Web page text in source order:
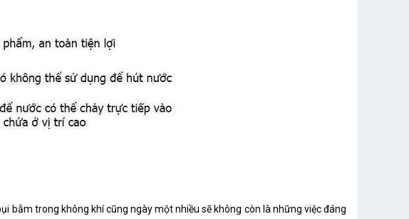
bẫm trong không khí cũng ngày một nhiều sẽ không còn là những việc đáng